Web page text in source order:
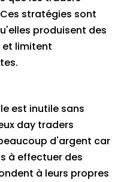
Ces stratégies sont
produisent des
limitent
est inutile sans
day traders
d'argent car
à effectuer des
à leurs propres